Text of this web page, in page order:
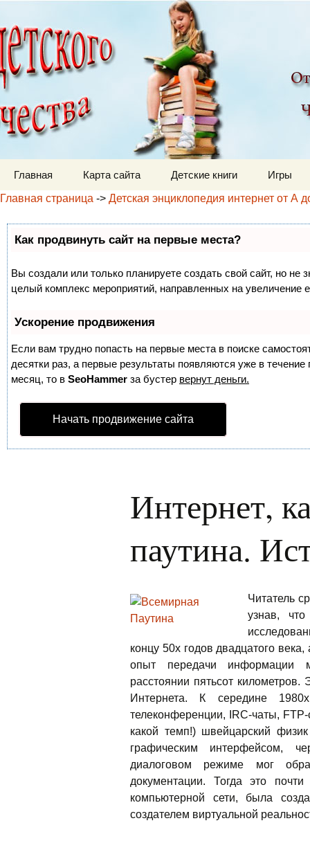
Детский мир
Главная Карта сайта Детские книги
Игры
Главная страница -> Детская энциклопедия интернет от А
Как продвинуть сайт на первые места?
Вы создали или только планируете создать свой сайт, но не
целый комплекс мероприятий, направленных на увеличение
Ускорение продвижения
Если вам трудно попасть на первые места в поиске
десятки раз, а первые результаты появляются уже в
месяц, то в SeoHammer за бустер вернут деньги.
Начать продвижение сайта
Интернет,
паутина.
Читатель
узнав,
концу 50х годов двадцатого
опыт передачи информации
расстоянии пятьсот километров.
Интернета. К середине
телеконференции, IRC-чаты,
какой темп!) швейцарский
графическим интерфейсом,
диалоговом режиме мог
документации. Тогда это
компьютерной сети, была
создателем виртуальной